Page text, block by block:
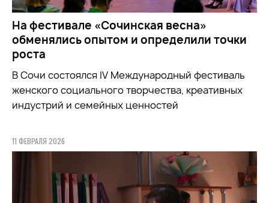
На фестивале «Сочинская весна»
обменялись опытом и определили точки
роста
В Сочи состоялся IV Международный фестиваль
женского социального творчества, креативных
индустрий и семейных ценностей
11 ФЕВРАЛЯ 2026